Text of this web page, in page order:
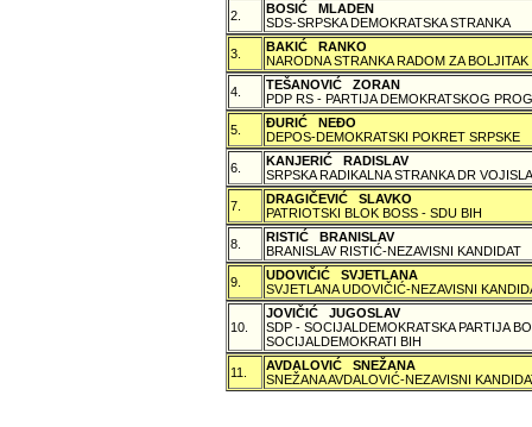
2.
BOSIĆ MLADEN
SDS-SRPSKA DEMOKRATSKA STRANKA
3.
BAKIĆ RANKO
NARODNA STRANKA RADOM ZA BOLJITAK
4.
TEŠANOVIĆ ZORAN
PDP RS - PARTIJA DEMOKRATSKOG
5.
ÐURIĆ NEÐO
DEPOS-DEMOKRATSKI POKRET SRPSKE
6.
KANJERIĆ RADISLAV
SRPSKA RADIKALNA STRANKA DR
7.
DRAGIČEVIĆ SLAVKO
PATRIOTSKI BLOK BOSS - SDU BIH
8.
RISTIĆ BRANISLAV
BRANISLAV RISTIĆ-NEZAVISNI KANDIDAT
9.
UDOVIČIĆ SVJETLANA
SVJETLANA UDOVIČIĆ-NEZAVISNI
10.
JOVIČIĆ JUGOSLAV
SDP - SOCIJALDEMOKRATSKA PARTIJA
SOCIJALDEMOKRATI BIH
11.
AVDALOVIĆ SNEŽANA
SNEŽANA AVDALOVIĆ-NEZAVISNI